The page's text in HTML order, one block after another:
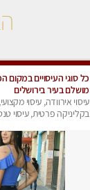
כל סוגי העיסויים במקום
מושלם בעיר בירושלים
עיסוי אירוודה, עיסוי
בקליניקה פרטית, עיסוי